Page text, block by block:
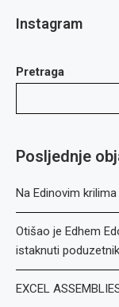
Instagram
Pretraga
Posljednje
Na Edinovim
Otišao je Edhem
istaknuti poduzetnik
EXCEL